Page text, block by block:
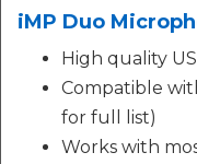
iMP Duo
High quality
Compatible
for full list)
Works with